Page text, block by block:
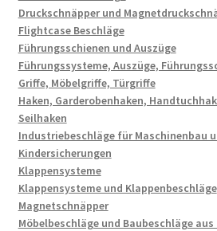
Druckschnäpper und
Flightcase Beschläge
Führungsschienen und Auszüge
Führungssysteme, Auszüge,
Griffe, Möbelgriffe, Türgriffe
Haken, Garderobenhaken,
Seilhaken
Industriebeschläge für Maschinenbau
Kindersicherungen
Klappensysteme
Klappensysteme und Klappenbeschläge
Magnetschnäpper
Möbelbeschläge und Baubeschläge aus